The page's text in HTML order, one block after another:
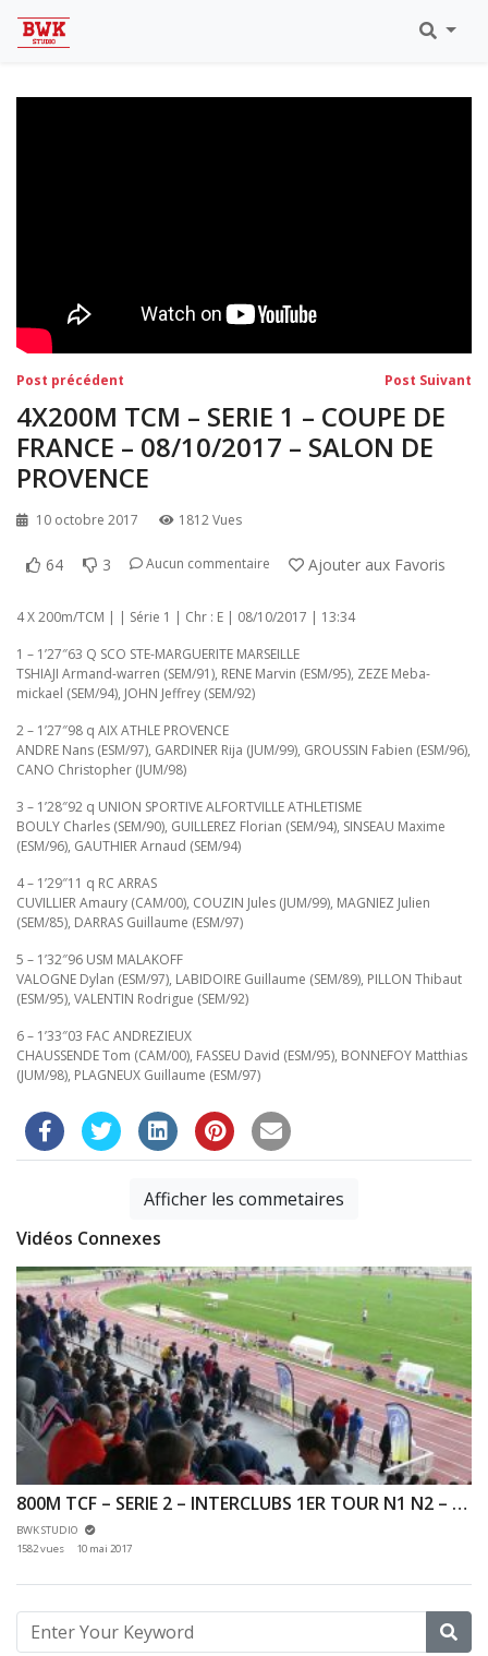
Eaubonne 2019
Navigation
de
l’article
Post précédent Post Suivant
4X200M TCM – SERIE 1 – COUPE DE
FRANCE – 08/10/2017 – SALON DE
PROVENCE
10 octobre 2017 1812 Vues
64 3 Aucun commentaire Ajouter aux Favoris
4 X 200m/TCM | | Série 1 | Chr : E | 08/10/2017 | 13:34
1 – 1’27″63 Q SCO STE-MARGUERITE MARSEILLE
TSHIAJI Armand-warren (SEM/91), RENE Marvin (ESM/95), ZEZE Meba-
mickael (SEM/94), JOHN Jeffrey (SEM/92)
2 – 1’27″98 q AIX ATHLE PROVENCE
ANDRE Nans (ESM/97), GARDINER Rija (JUM/99), GROUSSIN Fabien (ESM/96),
CANO Christopher (JUM/98)
3 – 1’28″92 q UNION SPORTIVE ALFORTVILLE ATHLETISME
BOULY Charles (SEM/90), GUILLEREZ Florian (SEM/94), SINSEAU Maxime
(ESM/96), GAUTHIER Arnaud (SEM/94)
4 – 1’29″11 q RC ARRAS
CUVILLIER Amaury (CAM/00), COUZIN Jules (JUM/99), MAGNIEZ Julien
(SEM/85), DARRAS Guillaume (ESM/97)
5 – 1’32″96 USM MALAKOFF
VALOGNE Dylan (ESM/97), LABIDOIRE Guillaume (SEM/89), PILLON Thibaut
(ESM/95), VALENTIN Rodrigue (SEM/92)
6 – 1’33″03 FAC ANDREZIEUX
CHAUSSENDE Tom (CAM/00), FASSEU David (ESM/95), BONNEFOY Matthias
(JUM/98), PLAGNEUX Guillaume (ESM/97)
Afficher les commetaires
Vidéos Connexes
800M TCF – SERIE 2 – INTERCLUBS 1ER TOUR N1 N2 – 07/05/2017 – FRANCONVILLE
BWK STUDIO
1582 vues
10 mai 2017